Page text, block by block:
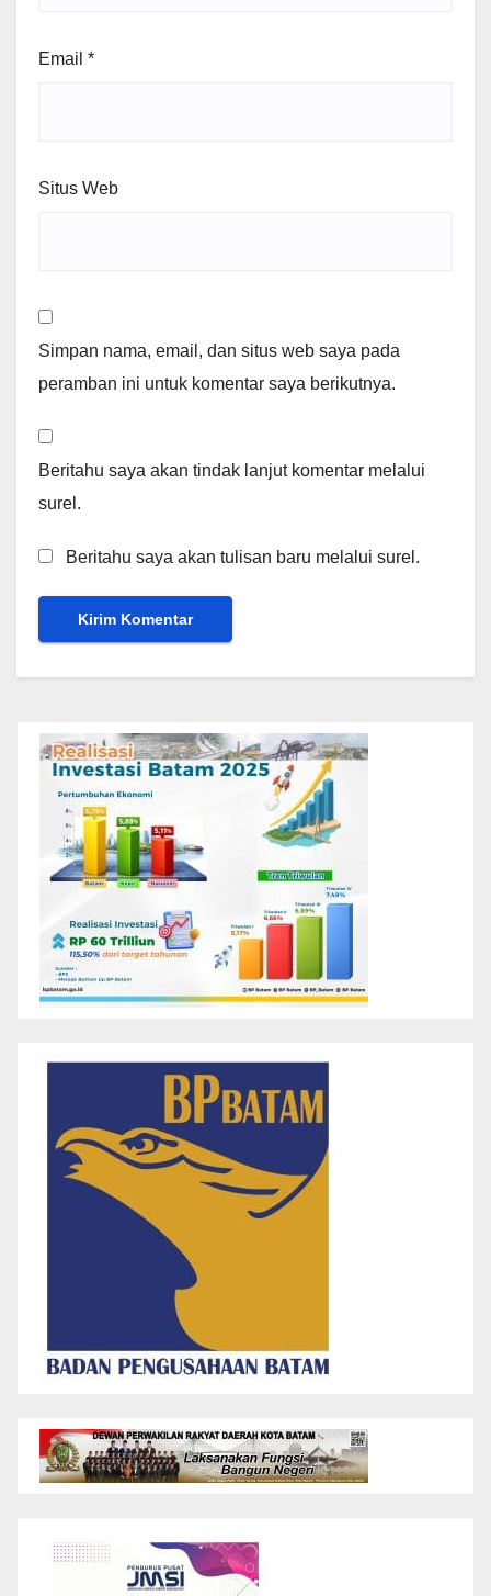
Email *
Situs Web
Simpan nama, email, dan situs web saya pada
peramban ini untuk komentar saya berikutnya.
Beritahu saya akan tindak lanjut komentar melalui
surel.
Beritahu saya akan tulisan baru melalui surel.